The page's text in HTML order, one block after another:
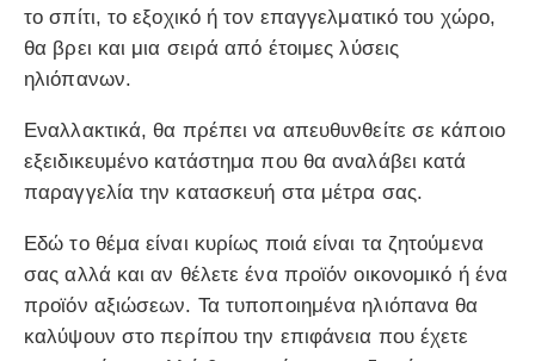
το σπίτι, το εξοχικό ή τον επαγγελματικό του χώρο,
θα βρει και μια σειρά από έτοιμες λύσεις
ηλιόπανων.
Εναλλακτικά, θα πρέπει να απευθυνθείτε σε κάποιο
εξειδικευμένο κατάστημα που θα αναλάβει κατά
παραγγελία την κατασκευή στα μέτρα σας.
Εδώ το θέμα είναι κυρίως ποιά είναι τα ζητούμενα
σας αλλά και αν θέλετε ένα προϊόν οικονομικό ή ένα
προϊόν αξιώσεων. Τα τυποποιημένα ηλιόπανα θα
καλύψουν στο περίπου την επιφάνεια που έχετε